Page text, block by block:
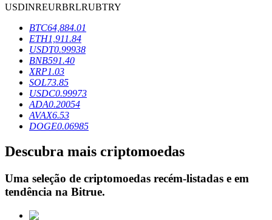
Investimentos exclusivos para titulares de BTR
Empréstimos
Serviço de empréstimo apoiado por criptografia
USDINREURBRLRUBTRY
BTC64,884.01
ETH1,911.84
USDT0.99938
BNB591.40
XRP1.03
SOL73.85
USDC0.99973
ADA0.20054
AVAX6.53
DOGE0.06985
Descubra mais criptomoedas
Uma seleção de criptomoedas recém-listadas e em
tendência na Bitrue.